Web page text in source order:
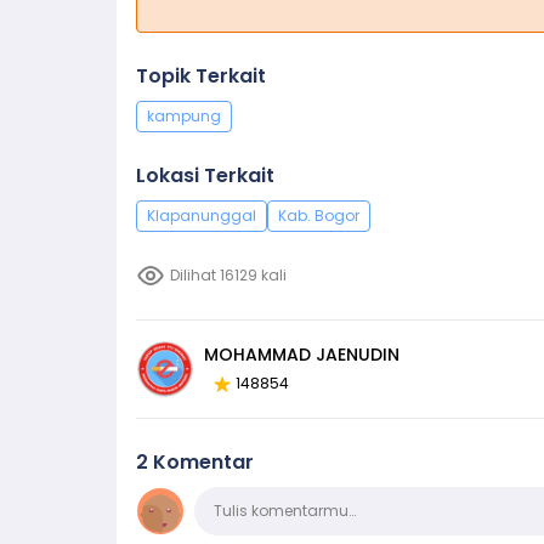
Topik Terkait
kampung
Lokasi Terkait
Klapanunggal Kab. Bogor
Dilihat 16129 kali
MOHAMMAD JAENUDIN
148854
2 Komentar
KomentarTulis komentarmu…